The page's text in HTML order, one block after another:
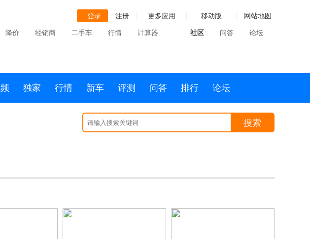
登录 注册 更多应用 移动版 网站地图
降价 经销商 二手车 行情 计算器 社区 问答 论坛
独家 行情 新车 评测 问答 排行 论坛
搜索